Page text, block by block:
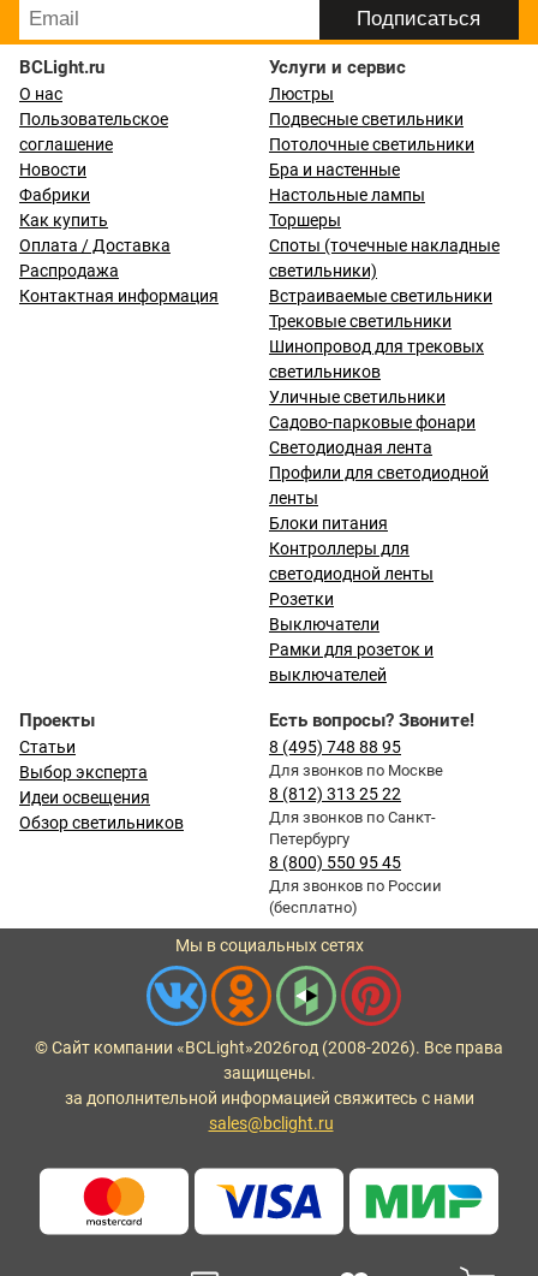
BCLight.ru
О нас
Пользовательское
соглашение
Новости
Фабрики
Как купить
Оплата / Доставка
Распродажа
Контактная информация
Услуги и сервис
Люстры
Подвесные светильники
Потолочные светильники
Бра и настенные
Настольные лампы
Торшеры
Споты (точечные накладные
светильники)
Встраиваемые светильники
Трековые светильники
Шинопровод для трековых
светильников
Уличные светильники
Садово-парковые фонари
Светодиодная лента
Профили для светодиодной
ленты
Блоки питания
Контроллеры для
светодиодной ленты
Розетки
Выключатели
Рамки для розеток и
выключателей
Проекты
Статьи
Выбор эксперта
Идеи освещения
Обзор светильников
Есть вопросы? Звоните!
8 (495) 748 88 95
Для звонков по Москве
8 (812) 313 25 22
Для звонков по Санкт-
Петербургу
8 (800) 550 95 45
Для звонков по России
(бесплатно)
Мы в социальных сетях
© Сайт компании «BCLight»2026год (2008-2026). Все права
защищены.
за дополнительной информацией свяжитесь с нами
sales@bclight.ru